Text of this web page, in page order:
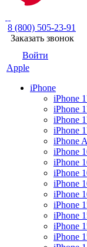
8 (800) 505-23-91
Заказать звонок
Войти
Apple
iPhone
iPhone
iPhone
iPhone
iPhone
iPhone
iPhone
iPhone
iPhone
iPhone
iPhone
iPhone
iPhone
iPhone
iPhone